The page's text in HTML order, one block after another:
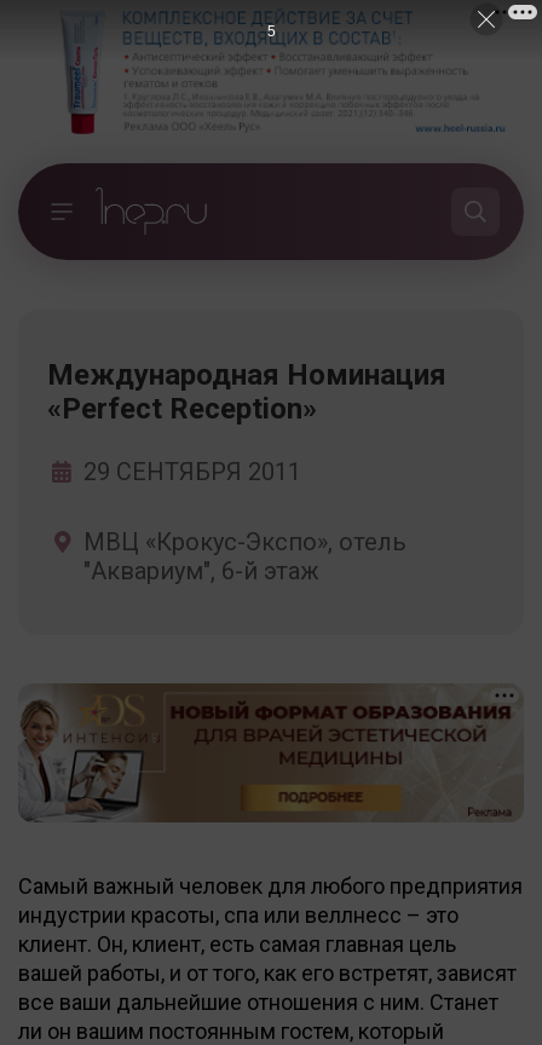
Международная Номинация
«Perfect Reception»
29 СЕНТЯБРЯ 2011
МВЦ «Крокус-Экспо», отель
"Аквариум", 6-й этаж
+
Самый важный человек для любого предприятия
индустрии красоты, спа или веллнесс – это
клиент. Он, клиент, есть самая главная цель
вашей работы, и от того, как его встретят, зависят
все ваши дальнейшие отношения с ним. Станет
ли он вашим постоянным гостем, который
4